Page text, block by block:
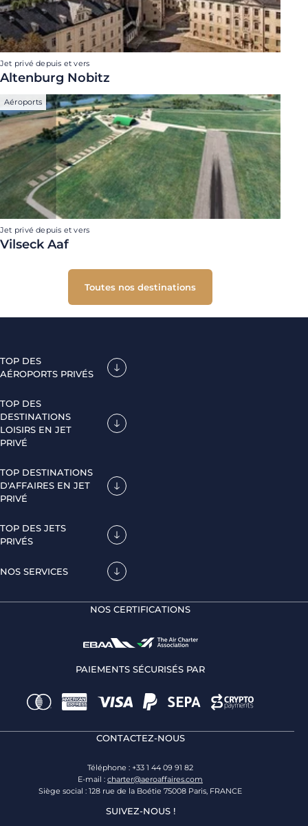
Jet privé depuis et vers
Altenburg Nobitz
Aéroports
Jet privé depuis et vers
Vilseck Aaf
Toutes nos destinations
TOP DES
AÉROPORTS PRIVÉS
TOP DES
DESTINATIONS
LOISIRS EN JET
PRIVÉ
TOP DESTINATIONS
D'AFFAIRES EN JET
PRIVÉ
TOP DES JETS
PRIVÉS
NOS SERVICES
NOS CERTIFICATIONS
PAIEMENTS SÉCURISÉS PAR
CONTACTEZ-NOUS
Téléphone : +33 1 44 09 91 82
E-mail : charter@aeroaffaires.com
Siège social : 128 rue de la Boétie 75008 Paris, FRANCE
SUIVEZ-NOUS !